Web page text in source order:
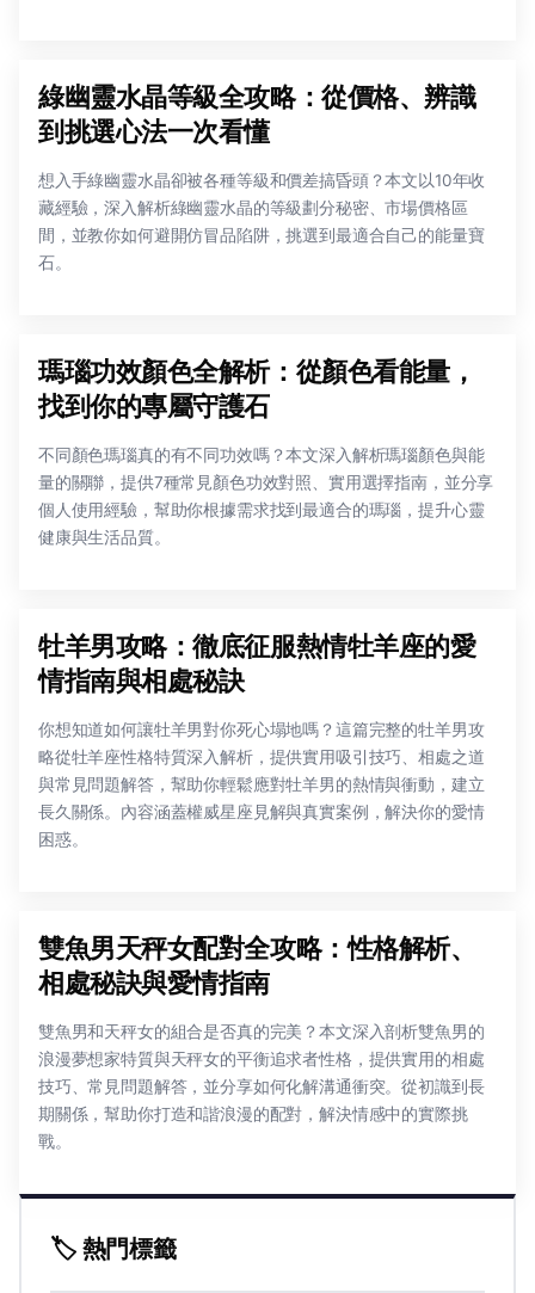
綠幽靈水晶等級全攻略：從價格、辨識
到挑選心法一次看懂
想入手綠幽靈水晶卻被各種等級和價差搞昏頭？本文以10年收
藏經驗，深入解析綠幽靈水晶的等級劃分秘密、市場價格區
間，並教你如何避開仿冒品陷阱，挑選到最適合自己的能量寶
石。
瑪瑙功效顏色全解析：從顏色看能量，
找到你的專屬守護石
不同顏色瑪瑙真的有不同功效嗎？本文深入解析瑪瑙顏色與能
量的關聯，提供7種常見顏色功效對照、實用選擇指南，並分享
個人使用經驗，幫助你根據需求找到最適合的瑪瑙，提升心靈
健康與生活品質。
牡羊男攻略：徹底征服熱情牡羊座的愛
情指南與相處秘訣
你想知道如何讓牡羊男對你死心塌地嗎？這篇完整的牡羊男攻
略從牡羊座性格特質深入解析，提供實用吸引技巧、相處之道
與常見問題解答，幫助你輕鬆應對牡羊男的熱情與衝動，建立
長久關係。內容涵蓋權威星座見解與真實案例，解決你的愛情
困惑。
雙魚男天秤女配對全攻略：性格解析、
相處秘訣與愛情指南
雙魚男和天秤女的組合是否真的完美？本文深入剖析雙魚男的
浪漫夢想家特質與天秤女的平衡追求者性格，提供實用的相處
技巧、常見問題解答，並分享如何化解溝通衝突。從初識到長
期關係，幫助你打造和諧浪漫的配對，解決情感中的實際挑
戰。
🏷️ 熱門標籤